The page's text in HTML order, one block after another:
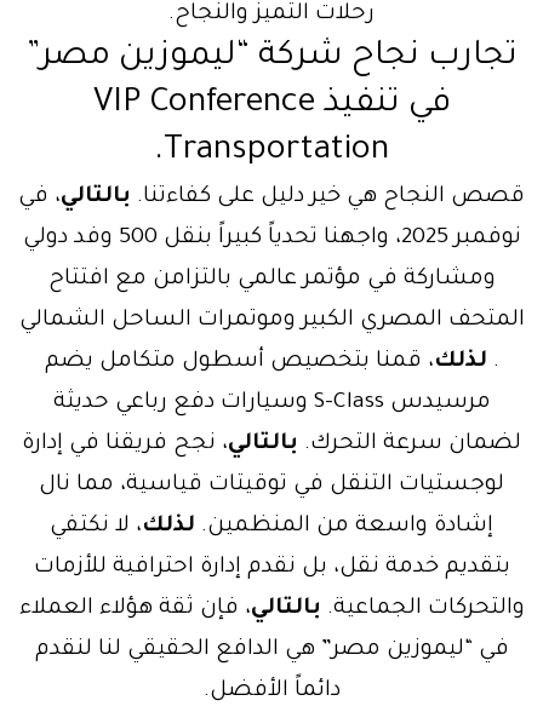
رحلات التميز والنجاح.
نجاح شركة “ليموزين مصر”
في تنفيذ VIP Conference
Transportation.
النجاح هي خير دليل على كفاءتنا.بالتالي، في
نوفمبر 2025، واجهنا تحدياً كبيراً بنقل 500 وفد دولي
ومشاركة في مؤتمر عالمي بالتزامن مع افتتاح
المصري الكبير وموتمرات الساحل الشمالي
لذلك، قمنا بتخصيص أسطول متكامل يضم
مرسيدس S-Class وسيارات دفع رباعي حديثة
سرعة التحرك. بالتالي، نجح فريقنا في إدارة
لوجستيات التنقل في توقيتات قياسية، مما نال
إشادة واسعة من المنظمين.لذلك، لا نكتفي
بتقديم خدمة نقل، بل نقدم إدارة احترافية للأزمات
الجماعية.بالتالي، فإن ثقة هؤلاء العملاء
في “ليموزين مصر” هي الدافع الحقيقي لنا لنقدم
دائماً الأفضل.